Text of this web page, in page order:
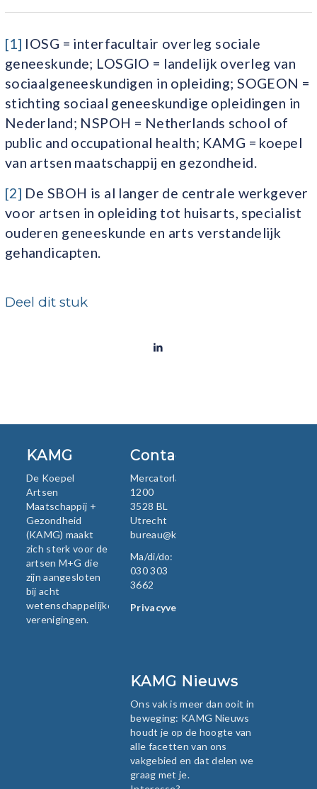
[1] IOSG = interfacultair overleg sociale
geneeskunde; LOSGIO = landelijk overleg van
sociaalgeneeskundigen in opleiding; SOGEON =
stichting sociaal geneeskundige opleidingen in
Nederland; NSPOH = Netherlands school of
public and occupational health; KAMG = koepel
van artsen maatschappij en gezondheid.
[2] De SBOH is al langer de centrale werkgever
voor artsen in opleiding tot huisarts, specialist
ouderen geneeskunde en arts verstandelijk
gehandicapten.
Deel dit stuk
KAMG
De Koepel
Artsen
Maatschappij +
Gezondheid
(KAMG) maakt
zich sterk voor de
artsen M+G die
zijn aangesloten
bij acht
wetenschappelijke
verenigingen.
Contact
Mercatorlaan
1200
3528 BL
Utrecht
bureau@kamg.nl
Ma/di/do:
030 303
3662
Privacyverklaring
KAMG Nieuws
Ons vak is meer dan ooit in
beweging: KAMG Nieuws
houdt je op de hoogte van
alle facetten van ons
vakgebied en dat delen we
graag met je.